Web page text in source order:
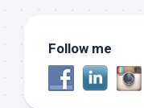
Follow me